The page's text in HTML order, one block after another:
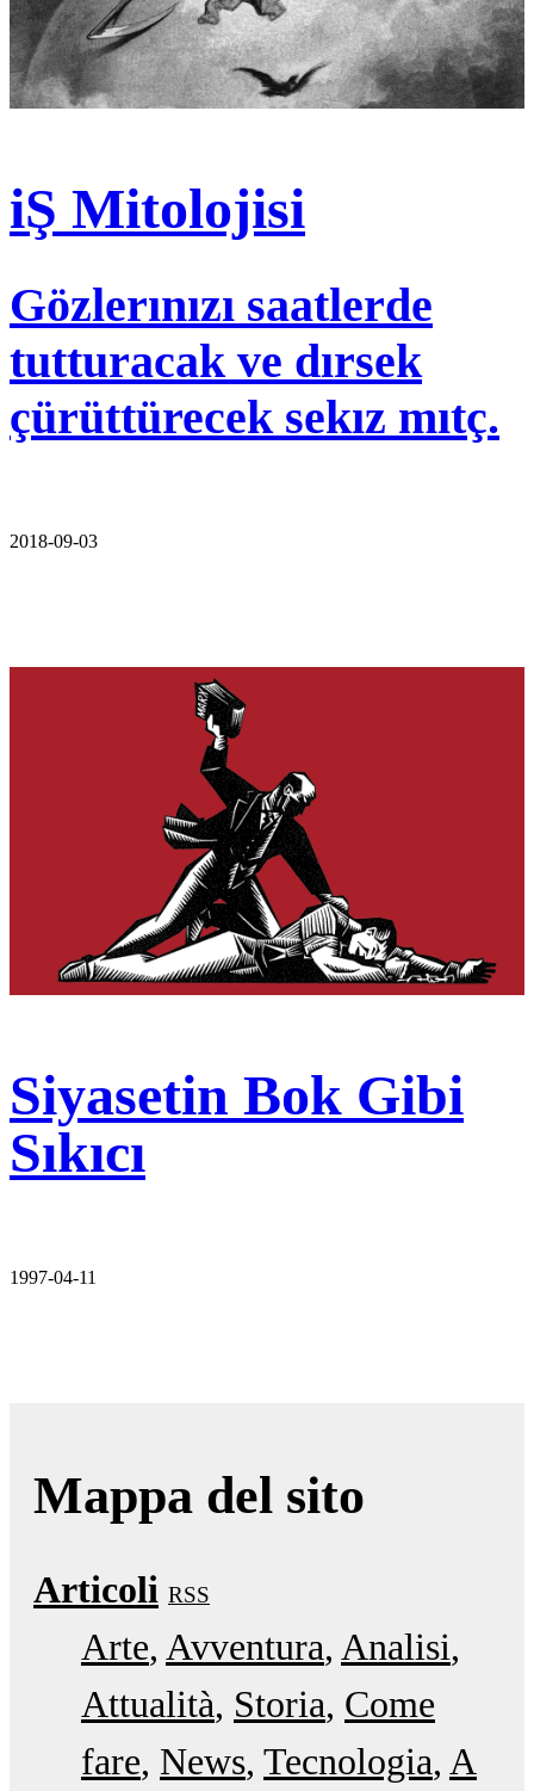
iŞ Mitolojisi
Gözlerınızı saatlerde
tutturacak ve dırsek
çürüttürecek sekız mıtç.
2018-09-03
Siyasetin Bok Gibi
Sıkıcı
1997-04-11
Mappa del sito
Articoli RSS
Arte Avventura Analisi
Attualità Storia Come
fare News Tecnologia A